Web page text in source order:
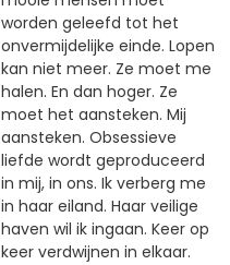
worden geleefd tot het
onvermijdelijke einde. Lopen
kan niet meer. Ze moet me
halen. En dan hoger. Ze
moet het aansteken. Mij
aansteken. Obsessieve
liefde wordt geproduceerd
in mij, in ons. Ik verberg me
in haar eiland. Haar veilige
haven wil ik ingaan. Keer op
keer verdwijnen in elkaar.